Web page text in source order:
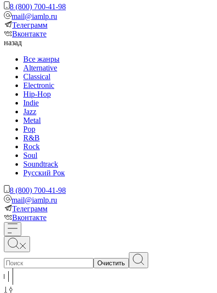
8 (800) 700-41-98
mail@iamlp.ru
Телеграмм
Вконтакте
назад
Все жанры
Alternative
Classical
Electronic
Hip-Hop
Indie
Jazz
Metal
Pop
R&B
Rock
Soul
Soundtrack
Русский Рок
8 (800) 700-41-98
mail@iamlp.ru
Телеграмм
Вконтакте
Очистить